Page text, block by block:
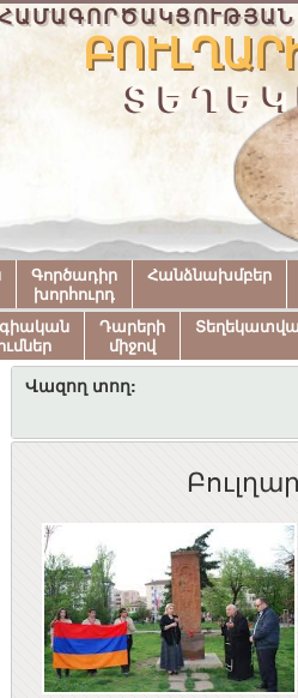
Գործադիր
խորհուրդ
Հանձնախմբեր
Դարերի
միջով
Վազող տող: